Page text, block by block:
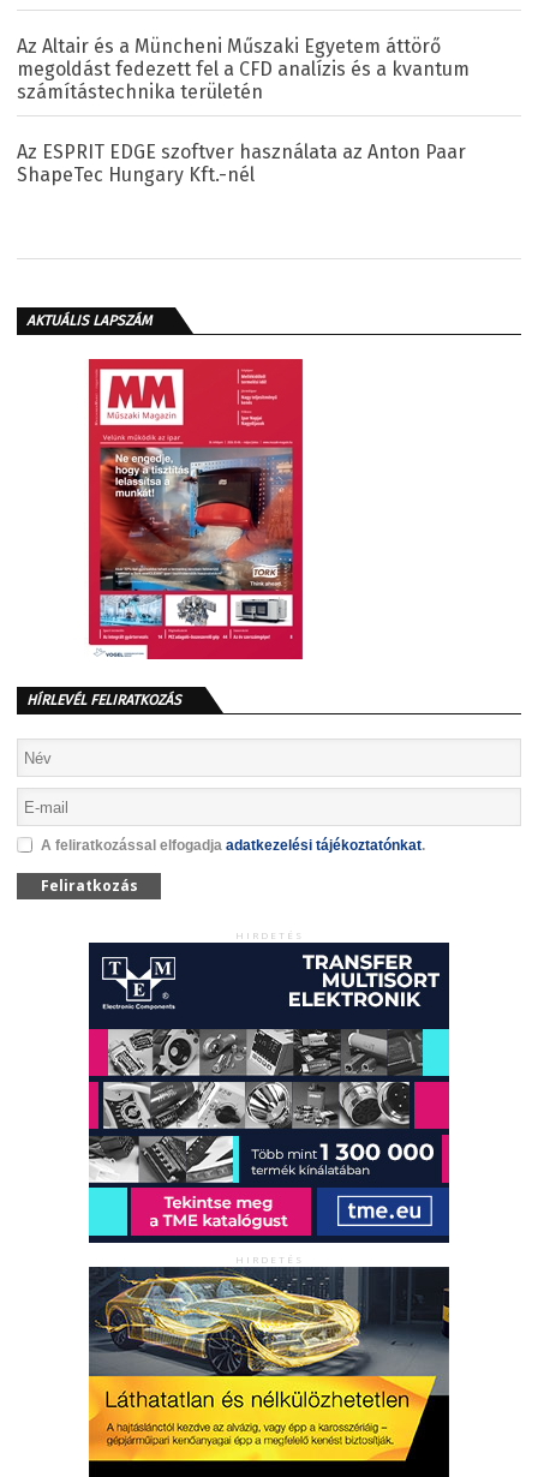
Az Altair és a Müncheni Műszaki Egyetem áttörő
megoldást fedezett fel a CFD analízis és a kvantum
számítástechnika területén
Az ESPRIT EDGE szoftver használata az Anton Paar
ShapeTec Hungary Kft.-nél
AKTUÁLIS LAPSZÁM
HÍRLEVÉL FELIRATKOZÁS
A feliratkozással elfogadja adatkezelési tájékoztatónkat.
Feliratkozás
HIRDETÉS
HIRDETÉS